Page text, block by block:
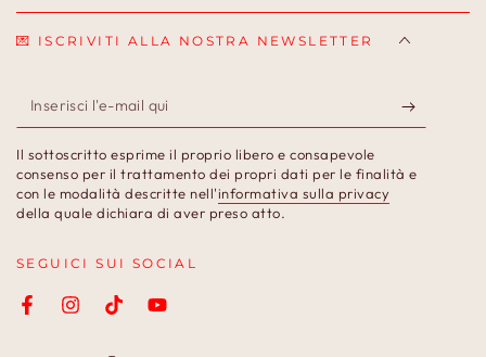
💌 ISCRIVITI ALLA NOSTRA NEWSLETTER
Inserisci
l'e-
mail
qui
Il sottoscritto esprime il proprio libero e consapevole
consenso per il trattamento dei propri dati per le finalità e
con le modalità descritte nell'informativa sulla privacy
della quale dichiara di aver preso atto.
SEGUICI SUI SOCIAL
FacebookInstagramTikTokYouTube